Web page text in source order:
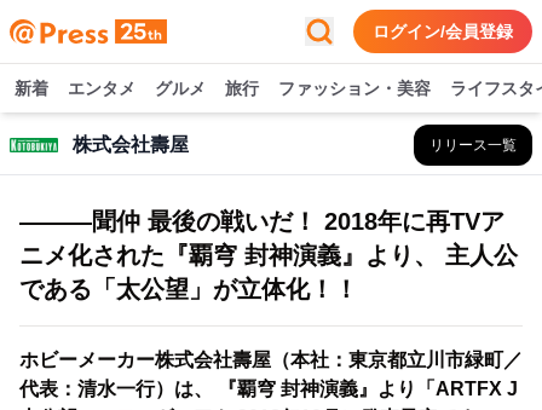
ログイン/会員登録
新着 エンタメ グルメ 旅行 ファッション・美容 ライフスタ
株式会社壽屋 リリース一覧
―――聞仲 最後の戦いだ！ 2018年に再TVア
ニメ化された『覇穹 封神演義』より、 主人公
である「太公望」が立体化！！
ホビーメーカー株式会社壽屋（本社：東京都立川市緑町／
代表：清水一行）は、 『覇穹 封神演義』より「ARTFX J